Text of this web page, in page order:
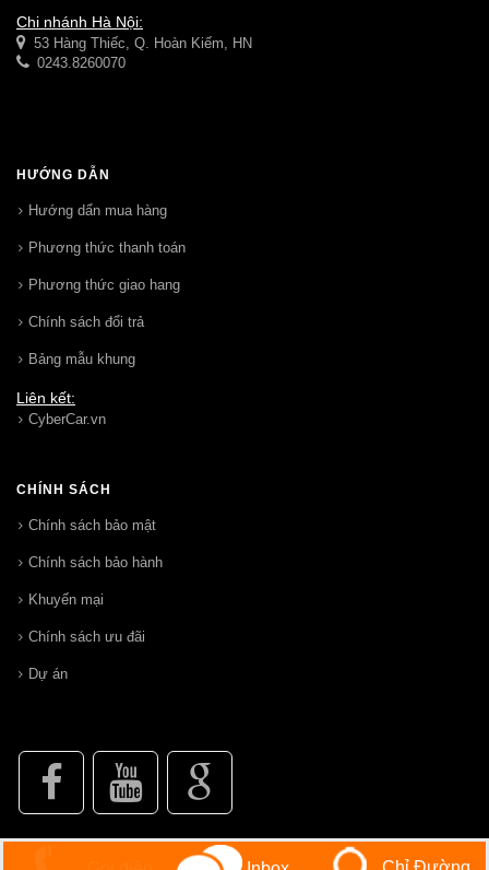
Chi nhánh Hà Nội:
53 Hàng Thiếc, Q. Hoàn Kiếm, HN
0243.8260070
HƯỚNG DẪN
Hướng dẩn mua hàng
Phương thức thanh toán
Phương thức giao hang
Chính sách đổi trả
Bảng mẫu khung
Liên kết:
CyberCar.vn
CHÍNH SÁCH
Chính sách bảo mật
Chính sách bảo hành
Khuyến mại
Chính sách ưu đãi
Dự án